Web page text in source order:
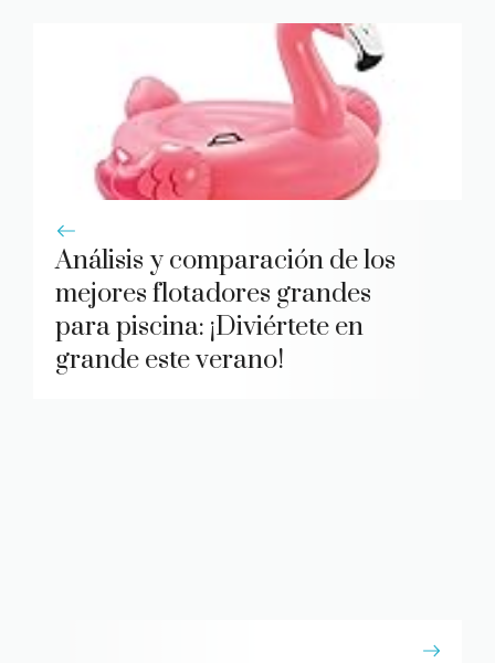
Análisis y comparación de los
mejores flotadores grandes
para piscina: ¡Diviértete en
grande este verano!